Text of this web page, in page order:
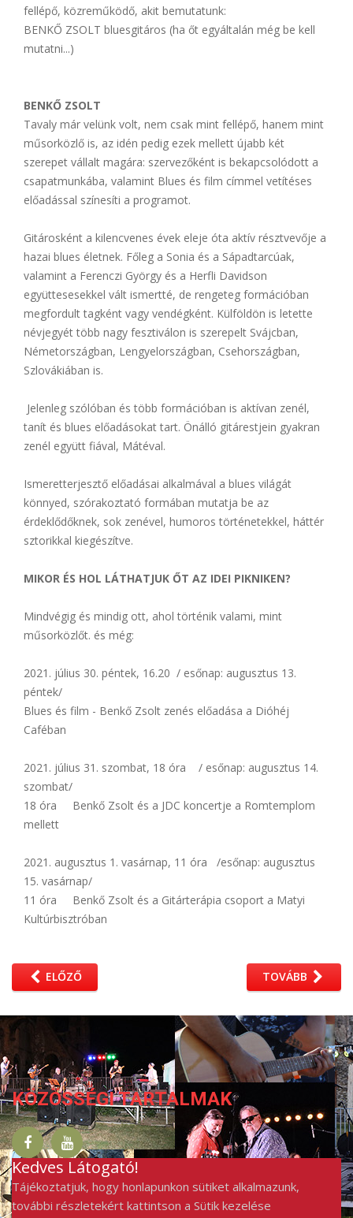
fellépő, közreműködő, akit bemutatunk:
BENKŐ ZSOLT bluesgitáros (ha őt egyáltalán még be kell
mutatni...)
BENKŐ ZSOLT
Tavaly már velünk volt, nem csak mint fellépő, hanem mint
műsorközlő is, az idén pedig ezek mellett újabb két
szerepet vállalt magára: szervezőként is bekapcsolódott a
csapatmunkába, valamint Blues és film címmel vetítéses
előadással színesíti a programot.
Gitárosként a kilencvenes évek eleje óta aktív résztvevője a
hazai blues életnek. Főleg a Sonia és a Sápadtarcúak,
valamint a Ferenczi György és a Herfli Davidson
együttesesekkel vált ismertté, de rengeteg formációban
megfordult tagként vagy vendégként. Külföldön is letette
névjegyét több nagy fesztiválon is szerepelt Svájcban,
Németországban, Lengyelországban, Csehországban,
Szlovákiában is.
Jelenleg szólóban és több formációban is aktívan zenél,
tanít és blues előadásokat tart. Önálló gitárestjein gyakran
zenél együtt fiával, Mátéval.
Ismeretterjesztő előadásai alkalmával a blues világát
könnyed, szórakoztató formában mutatja be az
érdeklődőknek, sok zenével, humoros történetekkel, háttér
sztorikkal kiegészítve.
MIKOR ÉS HOL LÁTHATJUK ŐT AZ IDEI PIKNIKEN?
Mindvégig és mindig ott, ahol történik valami, mint
műsorközlőt. és még:
2021. július 30. péntek, 16.20 / esőnap: augusztus 13.
péntek/
Blues és film - Benkő Zsolt zenés előadása a Dióhéj
Caféban
2021. július 31. szombat, 18 óra / esőnap: augusztus 14.
szombat/
18 óra Benkő Zsolt és a JDC koncertje a Romtemplom
mellett
2021. augusztus 1. vasárnap, 11 óra /esőnap: augusztus
15. vasárnap/
11 óra Benkő Zsolt és a Gitárterápia csoport a Matyi
Kultúrbisztróban
ELŐZŐ TOVÁBB
KÖZÖSSÉGI TARTALMAK
Kedves Látogató!
Tájékoztatjuk, hogy honlapunkon sütiket alkalmazunk,
további részletekért kattintson a Sütik kezelése